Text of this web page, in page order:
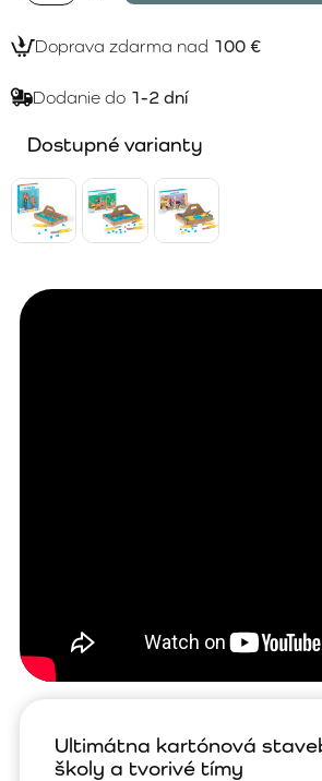
Doprava zdarma nad 100 €
Dodanie do 1-2 dní
Dostupné varianty
Ultimátna kartónová
školy a tvorivé tímy